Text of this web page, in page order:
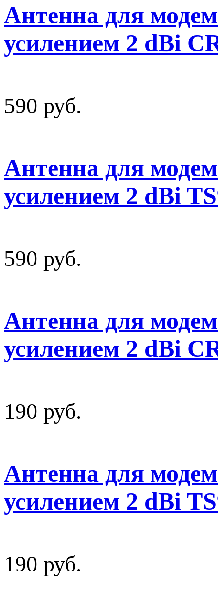
Антенна для
усилением 2 dBi
590 руб.
Антенна для
усилением 2 dBi
590 руб.
Антенна для
усилением 2 dBi
190 руб.
Антенна для
усилением 2 dBi
190 руб.